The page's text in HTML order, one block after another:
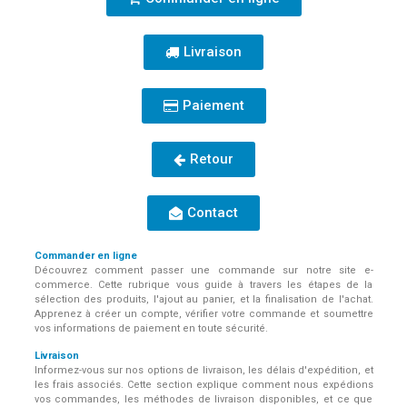
Livraison
Paiement
Retour
Contact
Commander en ligne
Découvrez comment passer une commande sur notre site e-
commerce. Cette rubrique vous guide à travers les étapes de la
sélection des produits, l'ajout au panier, et la finalisation de l'achat.
Apprenez à créer un compte, vérifier votre commande et soumettre
vos informations de paiement en toute sécurité.
Livraison
Informez-vous sur nos options de livraison, les délais d'expédition, et
les frais associés. Cette section explique comment nous expédions
vos commandes, les méthodes de livraison disponibles, et ce que